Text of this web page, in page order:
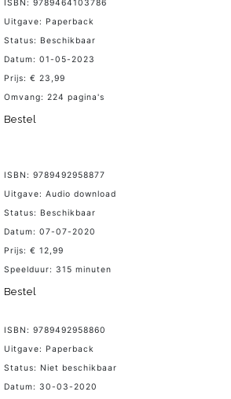
ISBN: 9789464103786
Uitgave: Paperback
Status: Beschikbaar
Datum: 01-05-2023
Prijs: € 23,99
Omvang: 224 pagina's
Bestel
ISBN: 9789492958877
Uitgave: Audio download
Status: Beschikbaar
Datum: 07-07-2020
Prijs: € 12,99
Speelduur: 315 minuten
Bestel
ISBN: 9789492958860
Uitgave: Paperback
Status: Niet beschikbaar
Datum: 30-03-2020